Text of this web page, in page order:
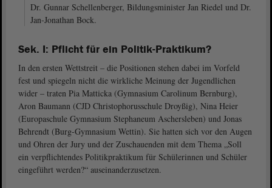
Dr. Gunnar Schellenberger, Bildungsminister Jan Riedel und Dr.
Jan-Jonathan Bock.
Sek. I: Pflicht für ein Politik-Praktikum?
In den ersten Wettstreit – die Positionen stehen dabei im Vorfeld
fest und spiegeln nicht die wirkliche Meinung der Jugendlichen
wider – traten Pia Matticka (Gymnasium Carolinum Bernburg),
Aron Baumann (CJD Christophorusschule Droyßig), Nina Heier
(Europaschule Gymnasium Stephaneum Aschersleben) und Jonas
Behrendt (Burg-Gymnasium Wettin). Sie hatten sich vor den Augen
und Ohren der Jury und der Zuschauenden mit dem Thema „Soll
ein verpflichtendes Politikpraktikum für Schülerinnen und Schüler
eingeführt werden?“ auseinanderzusetzen.